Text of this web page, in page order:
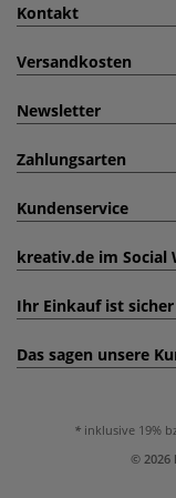
Kontakt
Versandkosten
Newsletter
Zahlungsarten
Kundenservice
kreativ.de im Social
Ihr Einkauf ist sicher
Das sagen unsere
inklusive 19%
© 2026